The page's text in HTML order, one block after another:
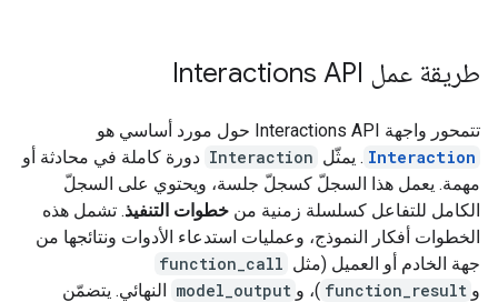
طريقة عمل Interactions API
تتمحور واجهة Interactions API حول مورد أساسي هو
Interaction . يمثّل Interaction دورة كاملة في محادثة أو
مهمة. يعمل هذا السجلّ كسجلّ جلسة، ويحتوي على السجلّ
الكامل للتفاعل كسلسلة زمنية من خطوات التنفيذ. تشمل هذه
الخطوات أفكار النموذج، وعمليات استدعاء الأدوات ونتائجها من
جهة الخادم أو العميل (مثل function_call
و function_result )، و model_output النهائي. يتضمّن